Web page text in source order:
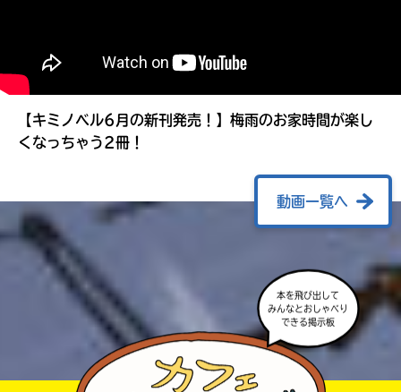
【キミノベル6月の新刊発売！】梅雨のお家時間が楽し
くなっちゃう2冊！
動画一覧へ
本を飛び出して
みんなとおしゃべり
できる掲示板